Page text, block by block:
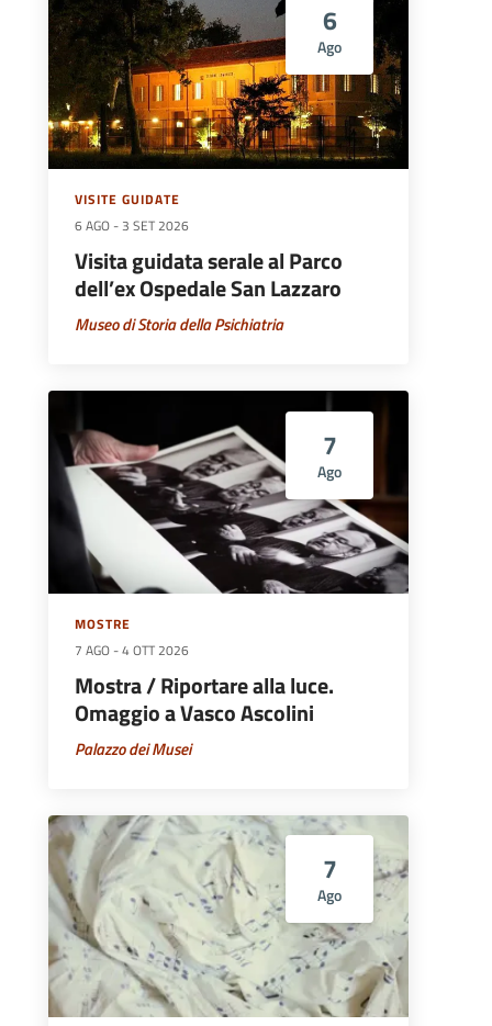
6
Ago
VISITE GUIDATE
6 AGO -3 SET 2026
Visita guidata serale al Parco
dell’ex Ospedale San Lazzaro
Museo di Storia della Psichiatria
7
Ago
MOSTRE
7 AGO -4 OTT 2026
Mostra / Riportare alla luce.
Omaggio a Vasco Ascolini
Palazzo dei Musei
7
Ago